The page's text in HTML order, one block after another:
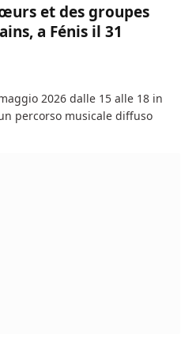
et des groupes
a Fénis il 31
2026 dalle 15 alle 18 in
percorso musicale diffuso